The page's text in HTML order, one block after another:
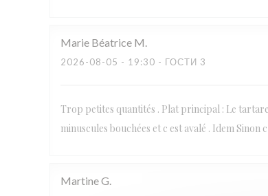
Marie Béatrice M
2026-08-05 - 19:30 - ГОСТИ 3
Trop petites quantités . Plat principal : Le
minuscules bouchées et c est avalé . Idem Sinon
MartineG